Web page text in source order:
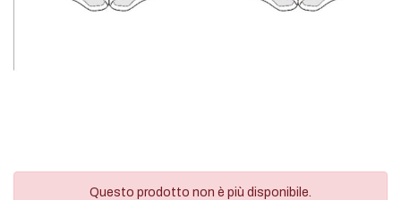
Questo prodotto non è più disponibile.